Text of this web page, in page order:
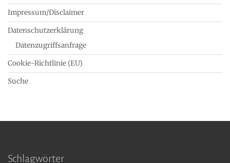
Impressum/Disclaimer
Datenschutzerklärung
Datenzugriffsanfrage
Cookie-Richtlinie (EU)
Suche
Schlagwörter